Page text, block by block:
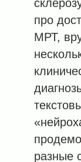
про
МРТ,
разные